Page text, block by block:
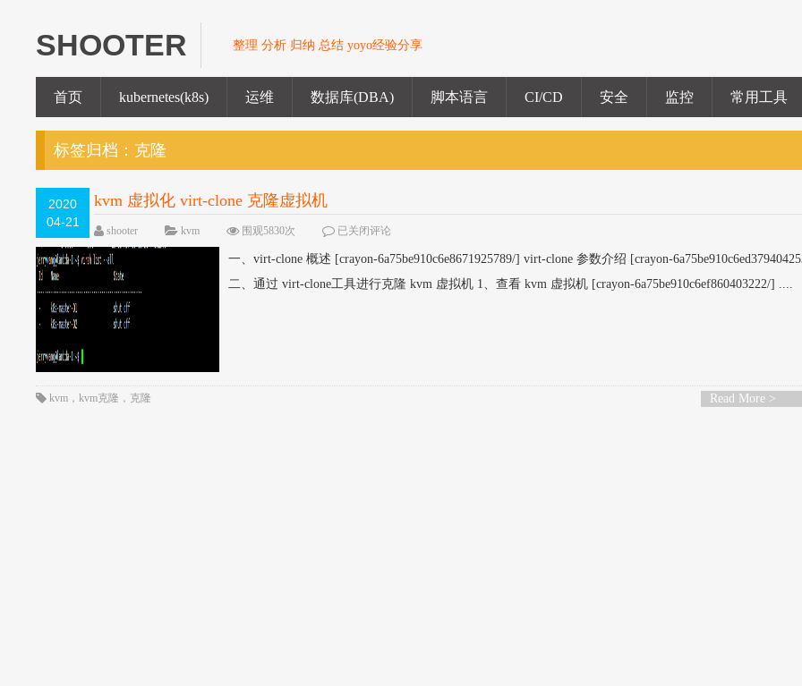
SHOOTER 整理 分析 归纳 总结 yoyo经验分享
首页 kubernetes(k8s) 运维 数据库(DBA) 脚本语言 CI/CD 安全 监控 常用工具
标签归档： 克隆
2020
04-21
kvm 虚拟化 virt-clone 克隆虚拟机
shooter kvm 围观5830次 已关闭评论
一、virt-clone 概述 [crayon-6a75be910c6e8671925789/] virt-clone 参数介绍 [crayon-
二、通过 virt-clone工具进行克隆 kvm 虚拟机 1、查看 kvm 虚拟机 [crayon-6a75be910c6ef860403222/] ....
Read More >
kvm ，kvm克隆 ， 克隆